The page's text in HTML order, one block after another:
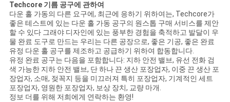
Techcore 기름 공구에 관하여
다운 홀 가동의 다른 요구에, 최근에 응하기 위하여는, Techcore가
좋은 테스트에 있는 다운 홀 가동 공구의 원스톱 구매 서비스를 제안
할 수 있다 그래야 디자인에 있는 풍부한 경험을 축적하고 발달이 우
물 완료 도구로 만드는 우리는 다른 공장으로, 좋은 기공, 좋은 완료
유정 다운 홀 공구를 제조하고 공급하기 위하여 합동합니다.
유정 완료 공구는 다음을 포함합니다: 지하 안전 밸브, 유선 전화 검
색 가능한 지하 안전 밸브, 단 하나 끈 생산 포장업자, 이중 끈 생산 포
장업자, 소매, 젖꼭지 등을 미끄러져 특히 포장업자, 기계적인 세트
포장업자, 영원한 포장업자, 보상 장치, 교량 마개.
정보 더를 위해 저희에게 연락하는 환영!